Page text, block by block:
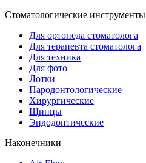
Стоматологические инструменты
Для ортопеда стоматолога
Для терапевта стоматолога
Для техника
Для фото
Лотки
Пародонтологические
Хирургические
Щипцы
Эндодонтические
Наконечники